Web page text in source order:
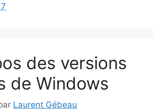
des versions
de Windows
Laurent Gébeau